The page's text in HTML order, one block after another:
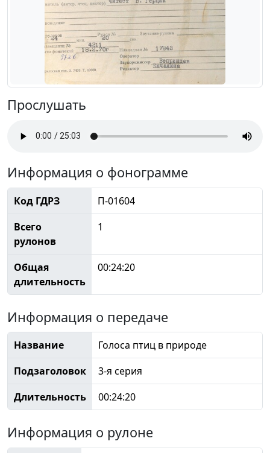
Прослушать
Информация о фонограмме
Код ГДРЗ
П-01604
Всего
рулонов
1
Общая
длительность
00:24:20
Информация о передаче
Название
Голоса птиц в природе
Подзаголовок
3-я серия
Длительность
00:24:20
Информация о рулоне